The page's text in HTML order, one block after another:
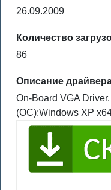
26.09.2009
Количество
86
Описание
On-Board VGA
(ОС):Windows XP